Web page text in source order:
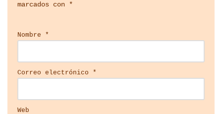
marcados con *
Nombre *
Correo electrónico *
Web